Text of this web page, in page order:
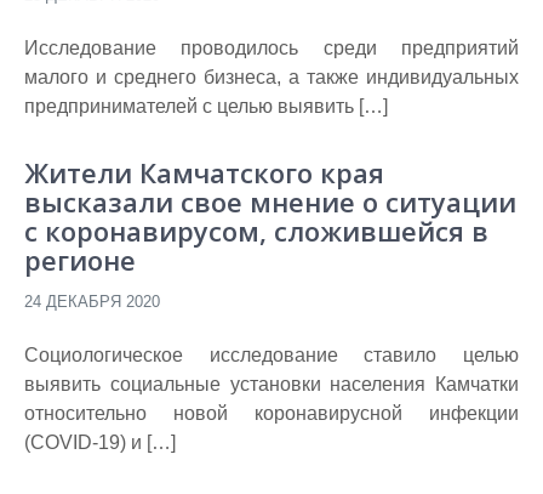
Исследование проводилось среди предприятий
малого и среднего бизнеса, а также индивидуальных
предпринимателей с целью выявить […]
Жители Камчатского края
высказали свое мнение о ситуации
с коронавирусом, сложившейся в
регионе
24 ДЕКАБРЯ 2020
Социологическое исследование ставило целью
выявить социальные установки населения Камчатки
относительно новой коронавирусной инфекции
(COVID-19) и […]